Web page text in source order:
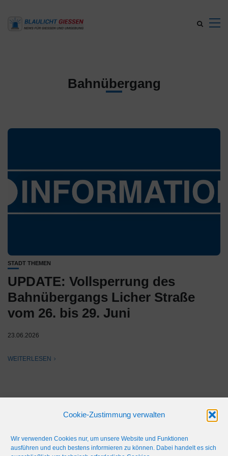
Cookie-Zustimmung verwalten
Wir verwenden Cookies nur, um unsere Website und Funktionen
ausführen und euch bestens informieren zu können. Dabei handelt es sich
Bahnübergang
STADT THEMEN
UPDATE: Vollsperrung des
Bahnübergangs Licher Straße
vom 26. bis 29. Juni
23.06.2026
WEITERLESEN